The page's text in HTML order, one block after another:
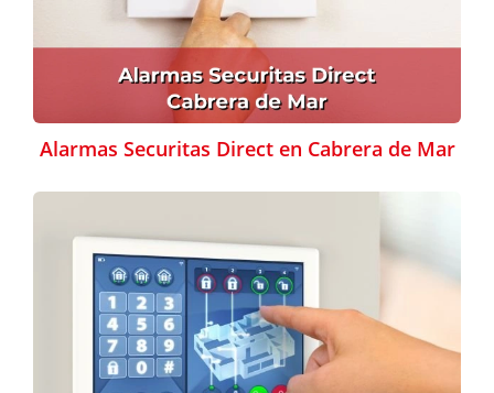
Alarmas Securitas Direct en Cabrera de Mar